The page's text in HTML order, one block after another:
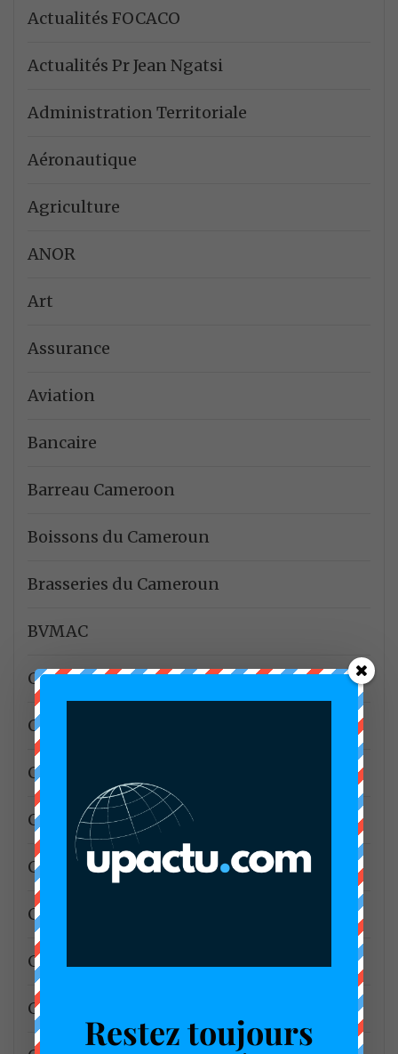
Actualités FOCACO
Actualités Pr Jean Ngatsi
Administration Territoriale
Aéronautique
Agriculture
ANOR
Art
Assurance
Aviation
Bancaire
Barreau Cameroon
Boissons du Cameroun
Brasseries du Cameroun
BVMAC
CAD3
CADA3
Camwater
Canton Bakoko
Canton Bell
CDHC
Célébration
CEMAC
Restez toujours